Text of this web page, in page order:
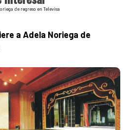
a Adela Noriega de